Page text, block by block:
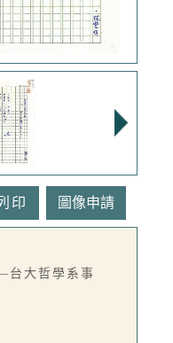
印
台大哲學系事